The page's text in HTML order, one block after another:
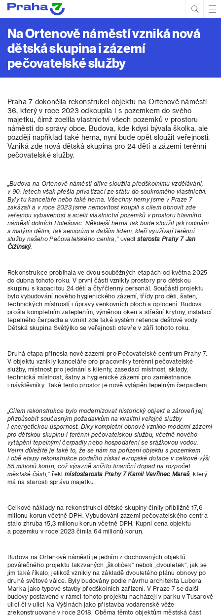
Na Ortenově náměstí vzniká nová
dětská skupina i zázemí
pečovatelské služby
Praha 7 dokončila rekonstrukci objektu na Ortenově náměstí
36, který v roce 2023 odkoupila i s pozemkem do svého
majetku, čímž zcelila vlastnictví všech pozemků v prostoru
náměstí do správy obce. Budova, kde kdysi bývala školka, ale
později například také herna, nyní bude opět sloužit veřejnosti.
Vzniká zde nová dětská skupina pro 24 dětí a zázemí terénní
pečovatelské služby.
„Budova na Ortenově náměstí dříve sloužila předškolnímu vzdělávání,
v 90. letech však přešla privatizací ze státu do soukromého vlastnictví.
Byly tu kanceláře nebo také herna. Všechny herny jsme v Praze 7
zakázali a v roce 2023 jsme nemovitost koupili s cílem obnovit zde
veřejnou vybavenost a scelit vlastnictví pozemků v prostoru hlavního
náměstí dolních Holešovic. Někdejší herna tak bude sloužit jak rodinám
s malými dětmi, tak seniorům a dalším lidem, kteří využívají terénní
služby našeho Pečovatelského centra,“uvedlstarosta Prahy 7 Jan
Čižinský.
Rekonstrukce probíhala ve dvou souběžných etapách od května 2025
do dubna tohoto roku. V první části vznikly prostory pro dětskou
skupinu s kapacitou 24 dětí a čtyřčlenný personál. Součástí projektu
bylo vybudování nového hygienického zázemí, třídy pro děti, šaten,
technických místností i úpravy venkovních ploch a oplocení. Budova
prošla kompletním zateplením, výměnou oken a střešní krytiny, instalací
tepelného čerpadla a vznikl zde také systém retence dešťové vody.
Dětská skupina Světýlko se veřejnosti otevře v září tohoto roku.
Druhá etapa přinesla nové zázemí pro Pečovatelské centrum Prahy 7.
V objektu vznikly kanceláře pro pracovníky terénní pečovatelské
služby, místnost pro jednání s klienty, zasedací místnost, sklady,
technická místnost, šatny a hygienické zázemí pro zaměstnance
i návštěvníky. Také tento prostor je nově vytápěn tepelným čerpadlem.
„Cílem rekonstrukce bylo modernizovat historický objekt a zároveň jej
přizpůsobit současným požadavkům na kvalitní veřejné služby
i energetickou úspornost. Díky kompletní obnově vzniklo moderní zázemí
pro dětskou skupinu i terénní pečovatelskou službu, včetně nového
vytápění tepelnými čerpadly nebo hospodaření se srážkovou vodou.
Velmi důležité je také to, že se nám na pořízení objektu s pozemkem
i obě etapy rekonstrukce podařilo získat evropské dotace v celkové výši
55 milionů korun, což výrazně snížilo finanční dopad na rozpočet
městské části,“řeklmístostarosta Prahy 7 Kamil Vavřinec Mareš, který
má na starosti správu majetku.
Celkové náklady na rekonstrukci dětské skupiny činily přibližně 17,6
milionu korun včetně DPH. Vybudování zázemí pečovatelského centra
stálo zhruba 15,3 milionu korun včetně DPH. Kupní cena objektu
a pozemku v roce 2023 činila 64 milionů korun.
Budova na Ortenově náměstí je jedním z dochovaných objektů
poválečného projektu takzvaných „školiček“ neboli „dvouletek“, jak se
jim také říkalo, jelikož vznikly na základě dvouletého plánu obnovy po
druhé světové válce. Byly budovány podle návrhu architekta Lubora
Marka jako typové stavby předškolních zařízení. V Praze 7 se další
budovy postavené v rámci tohoto projektu nacházejí v parku v Tusarově
ulici či v ulici Na Výšinách jako přístavba vodárenské věže
zrekonstruované v roce 2018. Oběma těmto objektům městská část